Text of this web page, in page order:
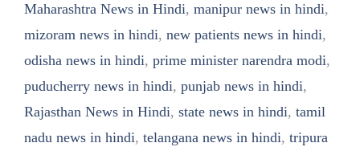
Maharashtra News in Hindi, manipur news in hindi,
mizoram news in hindi, new patients news in hindi,
odisha news in hindi, prime minister narendra modi,
puducherry news in hindi, punjab news in hindi,
Rajasthan News in Hindi, state news in hindi, tamil
nadu news in hindi, telangana news in hindi, tripura